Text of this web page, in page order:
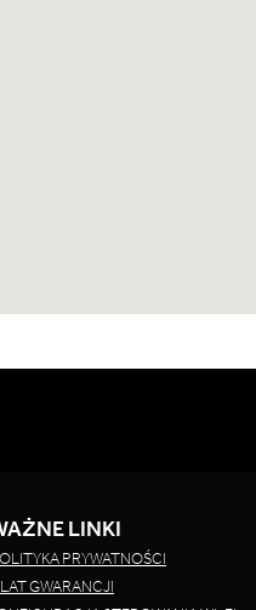
LINKI
PRYWATNOŚCI
GWARANCJI